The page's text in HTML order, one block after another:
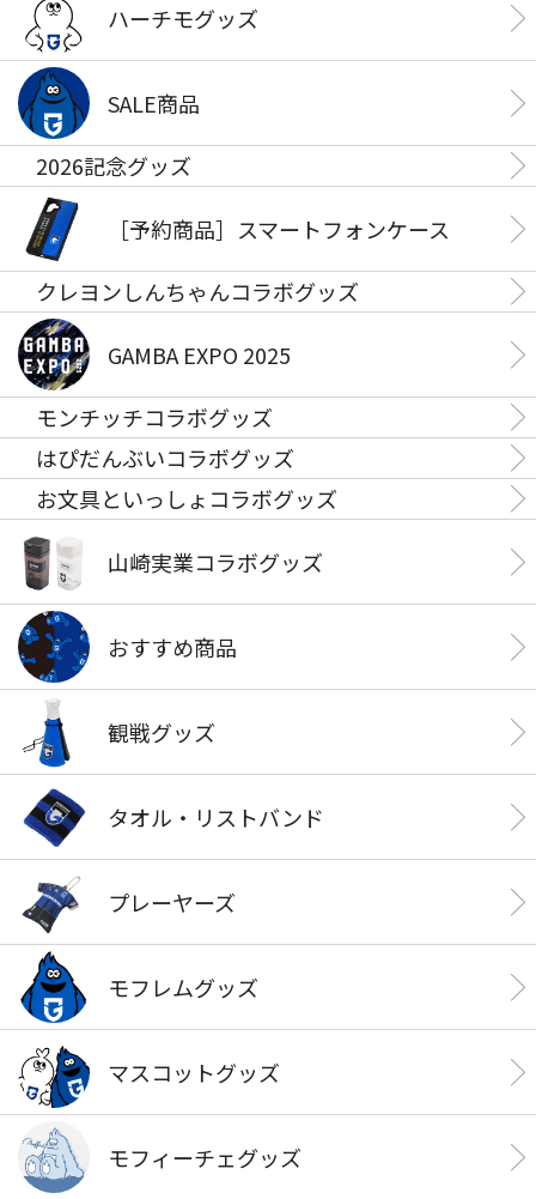
ハーチモグッズ
SALE商品
2026記念グッズ
［予約商品］スマートフォンケース
クレヨンしんちゃんコラボグッズ
GAMBA EXPO 2025
モンチッチコラボグッズ
はぴだんぶいコラボグッズ
お文具といっしょコラボグッズ
山崎実業コラボグッズ
おすすめ商品
観戦グッズ
タオル・リストバンド
プレーヤーズ
モフレムグッズ
マスコットグッズ
モフィーチェグッズ